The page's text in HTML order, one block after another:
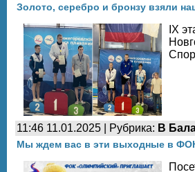
Золото, серебро и бронзу взяли
IX
11:46 11.01.2025 | Рубрика: В
Мы ждем вас в эти выходные в